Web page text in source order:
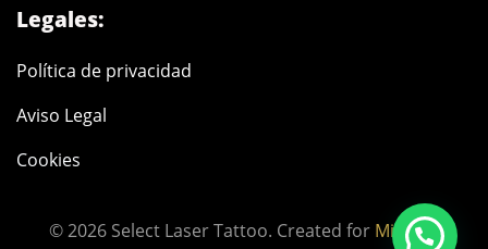
Legales:
Política de privacidad
Aviso Legal
Cookies
© 2026 Select Laser Tattoo. Created for Minimal